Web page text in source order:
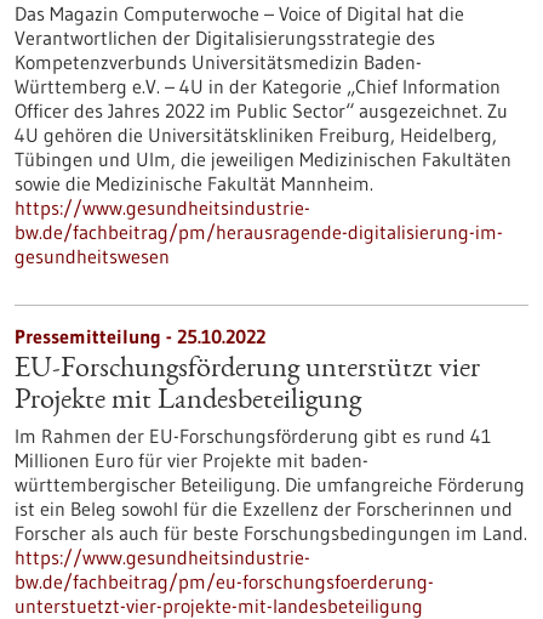
Das Magazin Computerwoche – Voice of Digital hat die
Verantwortlichen der Digitalisierungsstrategie des
Kompetenzverbunds Universitätsmedizin Baden-
Württemberg e.V. – 4U in der Kategorie „Chief Information
Officer des Jahres 2022 im Public Sector“ ausgezeichnet. Zu
4U gehören die Universitätskliniken Freiburg, Heidelberg,
Tübingen und Ulm, die jeweiligen Medizinischen Fakultäten
sowie die Medizinische Fakultät Mannheim.
https://www.gesundheitsindustrie-
bw.de/fachbeitrag/pm/herausragende-digitalisierung-im-
gesundheitswesen
Pressemitteilung - 25.10.2022
EU-Forschungsförderung unterstützt vier
Projekte mit Landesbeteiligung
Im Rahmen der EU-Forschungsförderung gibt es rund 41
Millionen Euro für vier Projekte mit baden-
württembergischer Beteiligung. Die umfangreiche Förderung
ist ein Beleg sowohl für die Exzellenz der Forscherinnen und
Forscher als auch für beste Forschungsbedingungen im Land.
https://www.gesundheitsindustrie-
bw.de/fachbeitrag/pm/eu-forschungsfoerderung-
unterstuetzt-vier-projekte-mit-landesbeteiligung